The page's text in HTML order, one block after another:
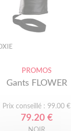
PROMOS
Gants FLOWER
Prix conseillé : 99.00 €
79.20 €